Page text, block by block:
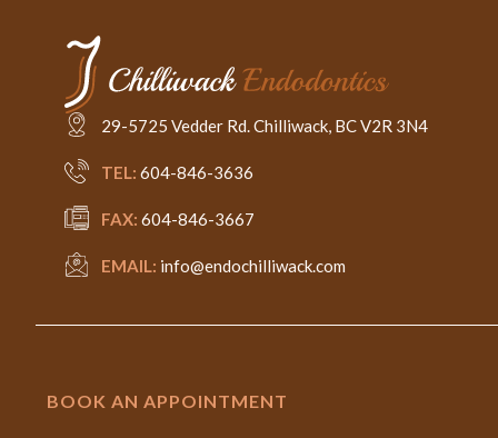
29-5725 Vedder Rd. Chilliwack, BC V2R 3N4
TEL: 604-846-3636
FAX: 604-846-3667
EMAIL: info@endochilliwack.com
BOOK AN APPOINTMENT